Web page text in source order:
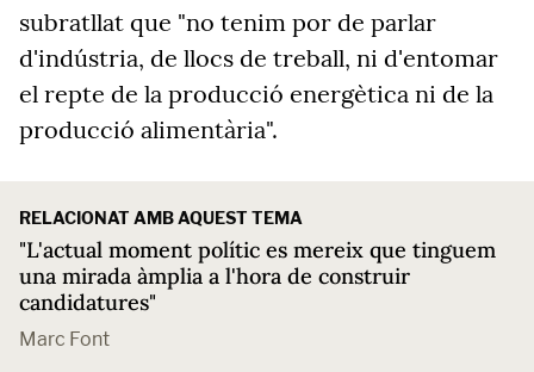
subratllat que "no tenim por de parlar
d'indústria, de llocs de treball, ni d'entomar
el repte de la producció energètica ni de la
producció alimentària".
RELACIONAT AMB AQUEST TEMA
"L'actual moment polític es mereix que tinguem
una mirada àmplia a l'hora de construir
candidatures"
Marc Font